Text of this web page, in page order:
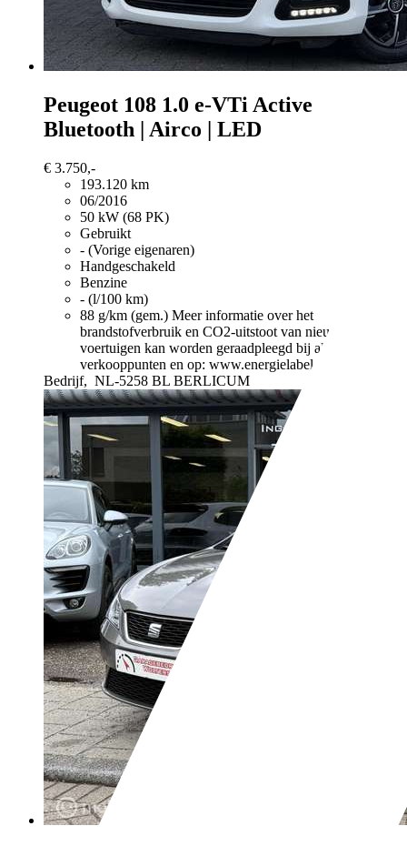
Peugeot 108 1.0 e-VTi Active
Bluetooth | Airco | LED
€ 3.750,-
193.120 km
06/2016
50 kW (68 PK)
Gebruikt
- (Vorige eigenaren)
Handgeschakeld
Benzine
- (l/100 km)
88 g/km (gem.) Meer informatie over het
brandstofverbruik en CO2-uitstoot van nieuwe
voertuigen kan worden geraadpleegd bij alle
verkooppunten en op: www.energielabel.nl
Bedrijf, NL-5258 BL BERLICUM